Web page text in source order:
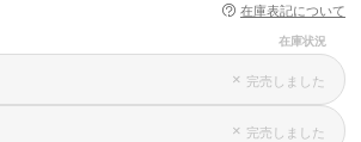
在庫表記について
在庫状況
× 完売しました
× 完売しました